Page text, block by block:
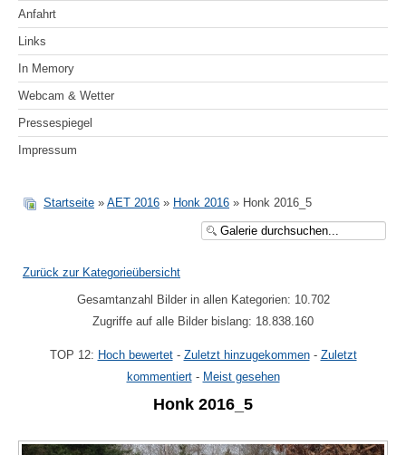
Anfahrt
Links
In Memory
Webcam & Wetter
Pressespiegel
Impressum
Startseite » AET 2016 » Honk 2016 » Honk 2016_5
Zurück zur Kategorieübersicht
Gesamtanzahl Bilder in allen Kategorien: 10.702
Zugriffe auf alle Bilder bislang: 18.838.160
TOP 12: Hoch bewertet- Zuletzt hinzugekommen- Zuletzt
kommentiert- Meist gesehen
Honk 2016_5